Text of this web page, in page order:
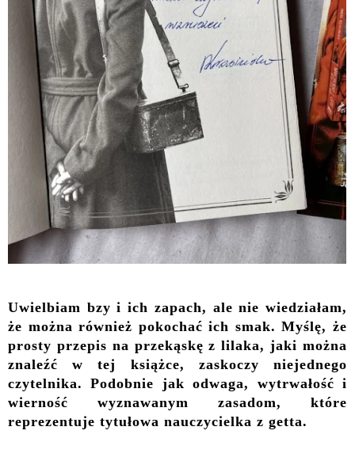
Uwielbiam bzy i ich zapach, ale nie wiedziałam,
że można również pokochać ich smak. Myślę, że
prosty przepis na przekąskę z lilaka, jaki można
znaleźć w tej książce, zaskoczy niejednego
czytelnika. Podobnie jak odwaga, wytrwałość i
wierność wyznawanym zasadom, które
reprezentuje tytułowa nauczycielka z getta.